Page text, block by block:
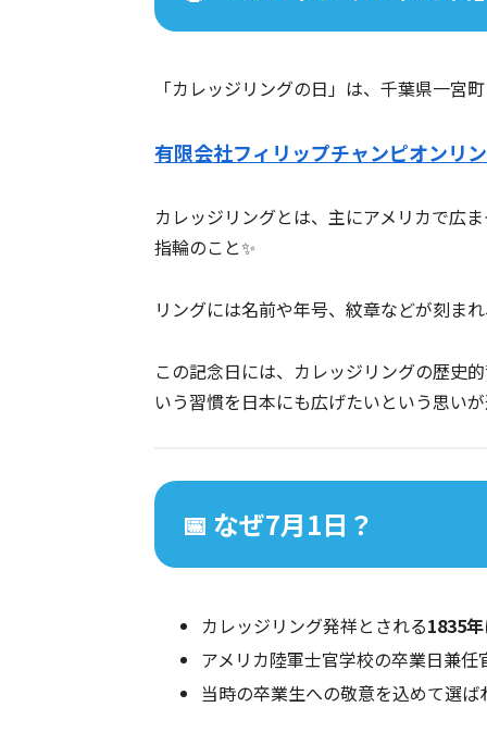
「カレッジリングの日」は、千葉県一宮
有限会社フィリップチャンピオンリ
カレッジリングとは、主にアメリカで広
指輪のこと✨
リングには名前や年号、紋章などが刻ま
この記念日には、カレッジリングの歴史
いう習慣を日本にも広げたいという思い
📅 なぜ7月1日？
カレッジリング発祥とされる1835年
アメリカ陸軍士官学校の卒業日兼任
当時の卒業生への敬意を込めて選ば